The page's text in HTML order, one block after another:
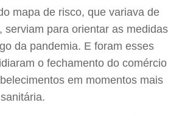
mapa de risco, que variava de
serviam para orientar as medidas
da pandemia. E foram esses
o fechamento do comércio
em momentos mais